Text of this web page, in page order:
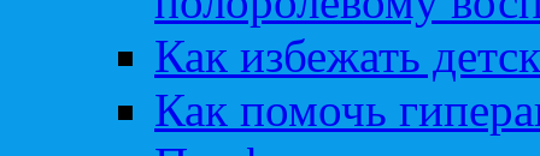
Как избежать
Как помочь